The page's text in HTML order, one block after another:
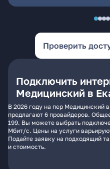
Проверить
Подключить
Медицинский в
В 2026 году на пер Медицинский
предлагают 6 провайдеров.
199. Вы можете выбрать
Мбит/с. Цены на услуги
Подайте заявку на подходящий
и стоимость.